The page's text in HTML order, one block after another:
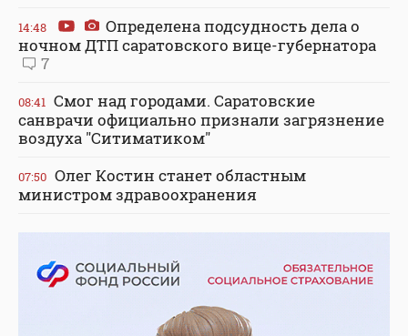
14:48
Определена подсудность дела о
ночном ДТП саратовского вице-губернатора
7
08:41 Смог над городами. Саратовские
санврачи официально признали загрязнение
воздуха "Ситиматиком"
07:50 Олег Костин станет областным
министром здравоохранения